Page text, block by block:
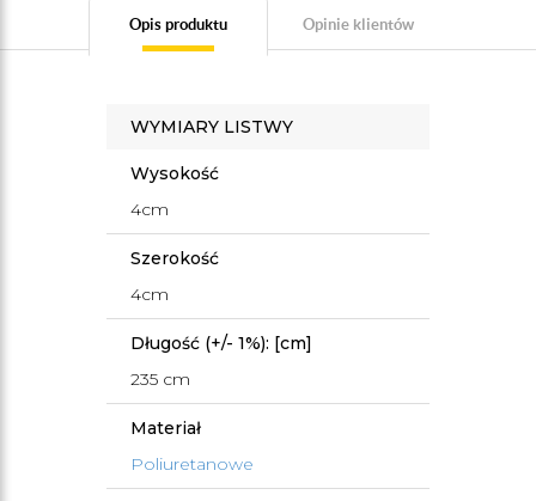
Opis produktu Opinie klientów
WYMIARY LISTWY
Wysokość
4cm
Szerokość
4cm
Długość (+/- 1%): [cm]
235 cm
Materiał
Poliuretanowe